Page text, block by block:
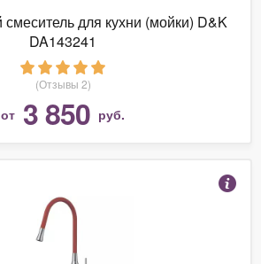
для кухни (мойки) D&K
DA143241
(Отзывы 2)
от 3 850 руб.